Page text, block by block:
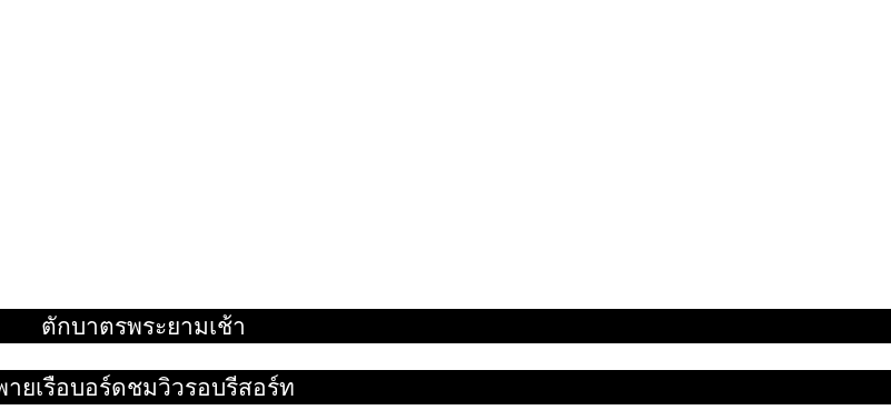
ตักบาตรพระยามเช้า
ายเรือบอร์ดชมวิวรอบรีสอร์ท